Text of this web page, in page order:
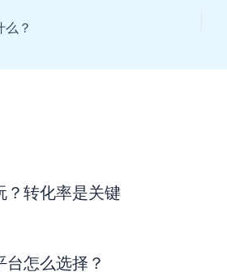
？
？转化率是关键
台怎么选择？